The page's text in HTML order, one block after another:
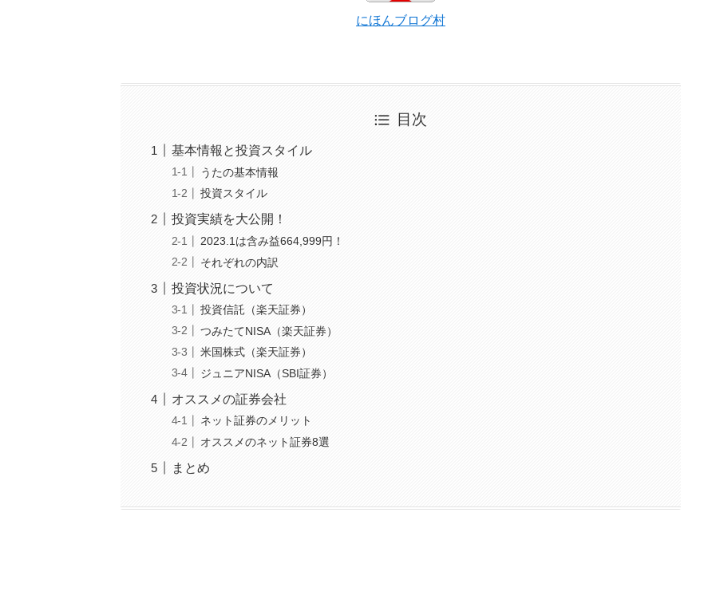
にほんブログ村
目次
基本情報と投資スタイル
うたの基本情報
投資スタイル
投資実績を大公開！
2023.1は含み益664,999円！
それぞれの内訳
投資状況について
投資信託（楽天証券）
つみたてNISA（楽天証券）
米国株式（楽天証券）
ジュニアNISA（SBI証券）
オススメの証券会社
ネット証券のメリット
オススメのネット証券8選
まとめ